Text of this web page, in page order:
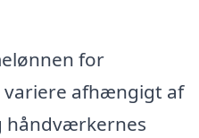
for
afhængigt af
håndværkernes